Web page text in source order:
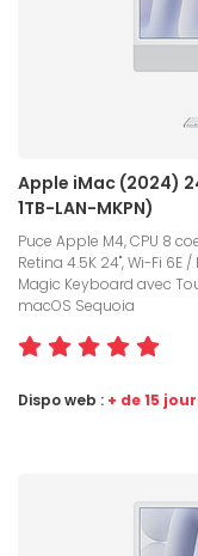
Apple iMac (2024)
1TB-LAN-MKPN)
Puce Apple M4, CPU 8
Retina 4.5K 24", Wi-Fi
Magic Keyboard avec
macOS Sequoia
Dispo web : + de 15